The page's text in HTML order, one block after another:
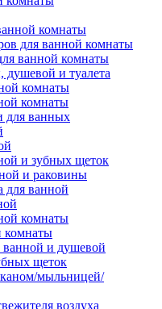
комнаты
для ванной комнаты
ванной комнаты
и туалета
комнаты
комнаты
для ванных
и зубных щеток
и раковины
для ванной
комнаты
комнаты
и душевой
щеток
мыльницей/
воздуха